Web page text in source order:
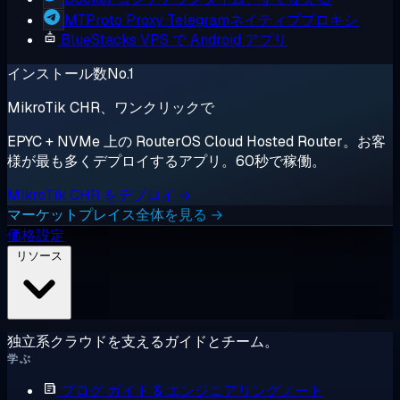
MTProto Proxy Telegramネイティブプロキシ
BlueStacks VPS で Android アプリ
インストール数No.1
MikroTik CHR、ワンクリックで
EPYC + NVMe 上の RouterOS Cloud Hosted Router。お客
様が最も多くデプロイするアプリ。60秒で稼働。
MikroTik CHR をデプロイ →
マーケットプレイス全体を見る →
価格設定
独立系クラウドを支えるガイドとチーム。
学ぶ
ブログ ガイド & エンジニアリングノート